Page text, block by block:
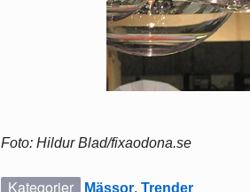
Foto: Hildur Blad/fixaodona.se
Kategorier Mässor,Trender